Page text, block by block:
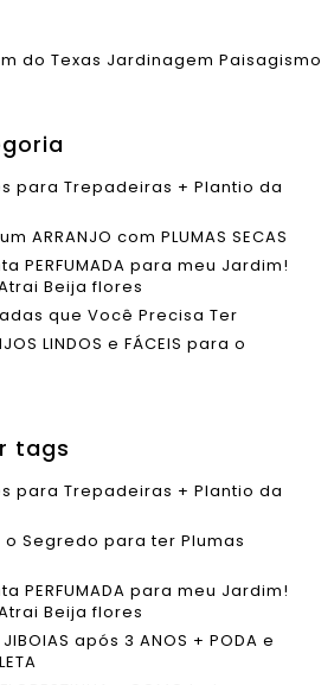
do Texas Jardinagem Paisagismo
para Trepadeiras + Plantio da
ARRANJO com PLUMAS SECAS
PERFUMADA para meu Jardim!
Beija flores
que Você Precisa Ter
LINDOS e FÁCEIS para o
tags
para Trepadeiras + Plantio da
Segredo para ter Plumas
PERFUMADA para meu Jardim!
Beija flores
JIBOIAS após 3 ANOS + PODA e